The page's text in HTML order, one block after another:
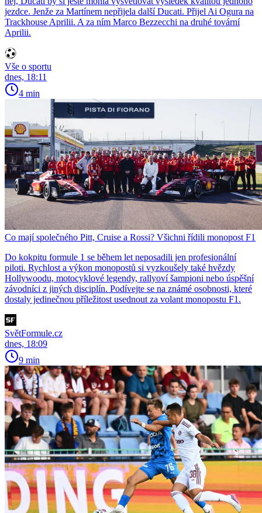
jezdce. Jenže za Martínem nepřijela další Ducati. Přijel Ai Ogura na
Trackhouse Aprilii. A za ním Marco Bezzecchi na druhé tovární
Aprilii.
Vše o sportu
dnes, 18:11
4 min
Co mají společného Pitt, Cruise a Rossi? Všichni řídili monopost F1
Do kokpitu formule 1 se během let neposadili jen profesionální
piloti. Rychlost a výkon monopostů si vyzkoušely také hvězdy
Hollywoodu, motocyklové legendy, rallyoví šampioni nebo úspěšní
závodníci z jiných disciplín. Podívejte se na známé osobnosti, které
dostaly jedinečnou příležitost usednout za volant monopostu F1.
SvětFormule.cz
dnes, 18:09
9 min